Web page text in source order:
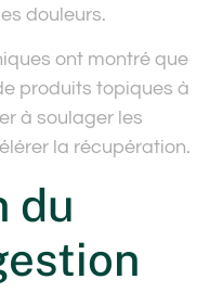
douleurs.
ont montré que
produits topiques à
à soulager les
la récupération.
du